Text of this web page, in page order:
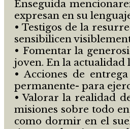
Enseguida
expresan en su
• Testigos de la
sensibilicen
• Fomentar la
joven. En la actualidad
• Acciones de
permanente- para
• Valorar la realidad
misiones sobre todo
como dormir en el